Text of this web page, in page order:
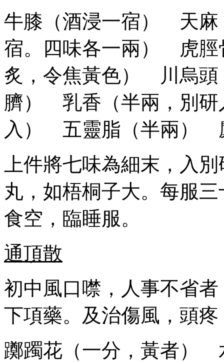
牛膝（酒浸一宿） 天
宿。四味各一兩） 虎脛
炙，令焦黃色） 川烏頭
臍） 乳香（半兩，別
入） 五靈脂（半兩）
上件將七味為細末，入
丸，如梧桐子大。每服
食空，臨睡服。
通頂散
初中風口噤，人事不省
下項藥。及治傷風，頭
躑躅花（一分，黃者）